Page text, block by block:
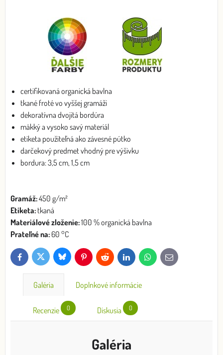
certifikovaná organická bavlna
tkané froté vo vyššej gramáži
dekoratívna dvojitá bordúra
mäkký a vysoko savý materiál
etiketa použiteľná ako závesné pútko
darčekový predmet vhodný pre výšivku
bordura: 3,5 cm, 1,5 cm
Gramáž:450 g/m²
Etiketa: tkaná
Materiálové zloženie:100 % organická bavlna
Prateľné na: 60 °C
FacebookTwitter Bluesky PinterestReddit LinkedInWhatsApp
E-
mail
Galéria Doplnkové informácie
Recenzie 0 Diskusia 0
Galéria